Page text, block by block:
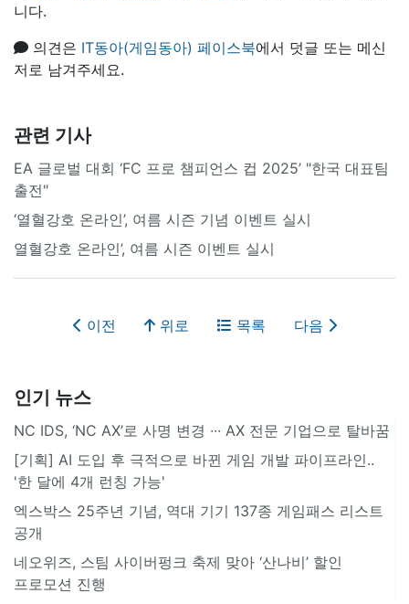
니다.
의견은 IT동아(게임동아) 페이스북에서 덧글 또는 메신
저로 남겨주세요.
관련 기사
EA 글로벌 대회 ‘FC 프로 챔피언스 컵 2025’ "한국 대표팀
출전"
‘열혈강호 온라인’, 여름 시즌 기념 이벤트 실시
열혈강호 온라인’, 여름 시즌 이벤트 실시
이전 위로 목록 다음
인기 뉴스
NC IDS, ‘NC AX’로 사명 변경 ∙∙∙ AX 전문 기업으로 탈바꿈
[기획] AI 도입 후 극적으로 바뀐 게임 개발 파이프라인..
'한 달에 4개 런칭 가능'
엑스박스 25주년 기념, 역대 기기 137종 게임패스 리스트
공개
네오위즈, 스팀 사이버펑크 축제 맞아 ‘산나비’ 할인
프로모션 진행